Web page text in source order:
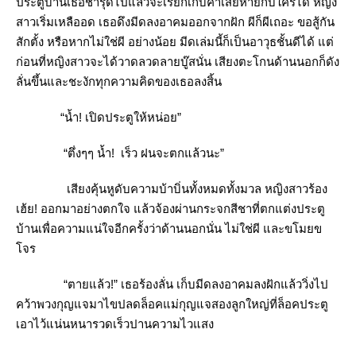
สาวเริ่มเหลืออด เธอดึงมีดลงอาคมออกจากฝัก ผีก็ผีเถอะ ขอสู้กัน
สักตั้ง หรือหากไม่ใช่ผี อย่างน้อย มีดเล่มนี้ก็เป็นอาวุธชั้นดีได้ แต่
ก่อนที่หญิงสาวจะได้วาดลวดลายบู๊สนั่น เสียงตะโกนด้านนอกก็ดัง
ลั่นขึ้นและชะงักทุกความคิดของเธอลงสิ้น
“น้ำ! เปิดประตูให้หน่อย”
“ตึ่งๆๆ น้ำ! เร็ว ฝนจะตกแล้วนะ”
เสียงคุ้นหูดับความบ้าบิ่นทั้งหมดทั้งมวล หญิงสาวร้อง
เฮ้ย! ออกมาอย่างตกใจ แล้วจ้องผ่านกระจกสีชาที่ตกแต่งประตู
บ้านเพื่อความแน่ใจอีกครั้งว่าด้านนอกนั่น ไม่ใช่ผี และขโมยข
จร
“ตายแล้ว!” เธอร้องลั่น เก็บมีดลงอาคมลงฝักแล้ววิ่งไป
คว้าพวงกุญแจมาไขปลดล็อคแม่กุญแจสองลูกใหญ่ที่ล็อคประตู
เอาไว้แน่นหนารวดเร็วปานความไวแสง